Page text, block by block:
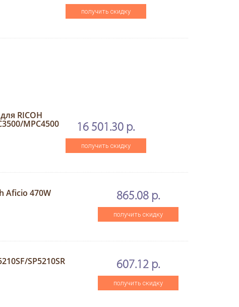
получить скидку
RICOH
MPC4500 16 501.30 р.
получить скидку
Aficio 470W 865.08 р.
получить скидку
SP5210SR 607.12 р.
получить скидку